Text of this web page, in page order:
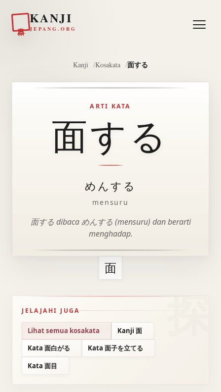
KANJI
JEPANG.ORG
Kanji Kosakata 面する
ARTI KATA
面する
めんする
mensuru
面する dibaca めんする (mensuru) dan berarti
menghadap.
面
JELAJAHI JUGA
Lihat semua kosakata
Kanji 面
Kata 面白がる
Kata 面子を立てる
Kata 面目